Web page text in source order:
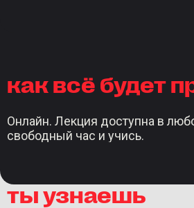
как всё будет
Онлайн. Лекция доступна в
свободный час и учись.
ты узнаешь